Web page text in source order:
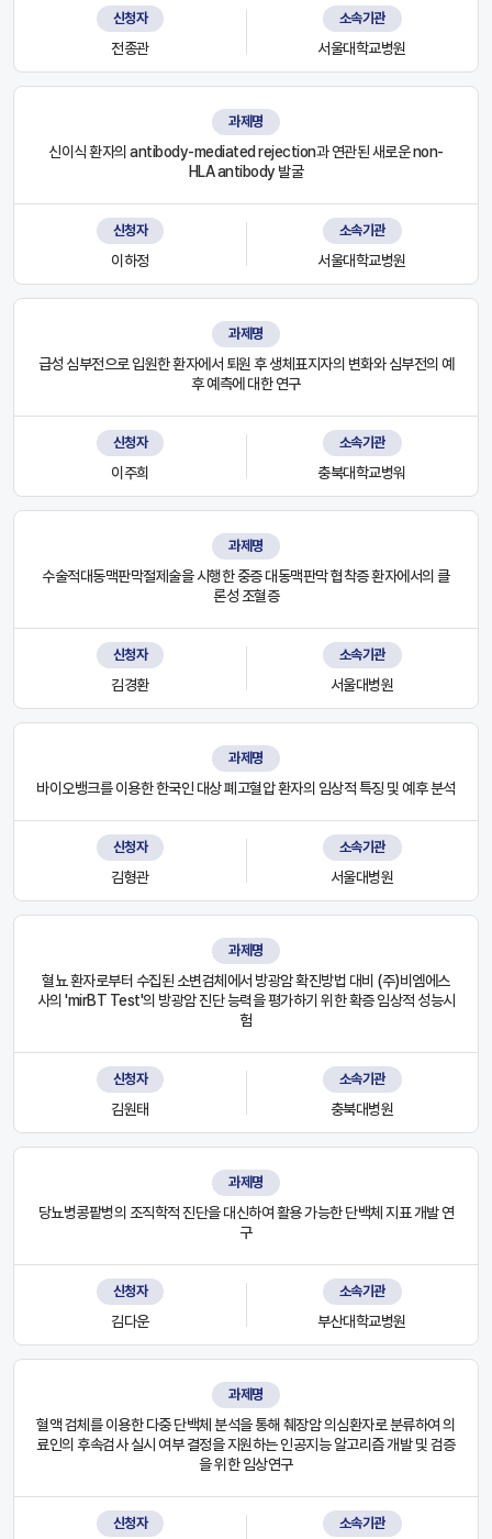
신청자
전종관
소속기관
서울대학교병원
과제명
신이식 환자의 antibody-mediated rejection과 연관된 새로운 non-
HLA antibody 발굴
신청자
이하정
소속기관
서울대학교병원
과제명
급성 심부전으로 입원한 환자에서 퇴원 후 생체표지자의 변화와 심부전의 예
후 예측에 대한 연구
신청자
이주희
소속기관
충북대학교병워
과제명
수술적대동맥판막절제술을 시행한 중증 대동맥판막 협착증 환자에서의 클
론성 조혈증
신청자
김경환
소속기관
서울대병원
과제명
바이오뱅크를 이용한 한국인 대상 폐고혈압 환자의 임상적 특징 및 예후 분석
신청자
김형관
소속기관
서울대병원
과제명
혈뇨 환자로부터 수집된 소변검체에서 방광암 확진방법 대비 (주)비엠에스
사의 'mirBT Test'의 방광암 진단 능력을 평가하기 위한 확증 임상적 성능시
험
신청자
김원태
소속기관
충북대병원
과제명
당뇨병콩팥병의 조직학적 진단을 대신하여 활용 가능한 단백체 지표 개발 연
구
신청자
김다운
소속기관
부산대학교병원
과제명
혈액 검체를 이용한 다중 단백체 분석을 통해 췌장암 의심환자로 분류하여 의
료인의 후속검사 실시 여부 결정을 지원하는 인공지능 알고리즘 개발 및 검증
을 위한 임상연구
신청자 소속기관